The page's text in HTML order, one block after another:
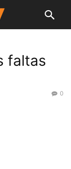
faltas
0